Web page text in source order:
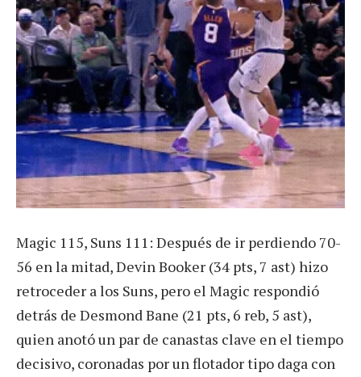
Magic 115, Suns 111: Después de ir perdiendo 70-
56 en la mitad, Devin Booker (34 pts, 7 ast) hizo
retroceder a los Suns, pero el Magic respondió
detrás de Desmond Bane (21 pts, 6 reb, 5 ast),
quien anotó un par de canastas clave en el tiempo
decisivo, coronadas por un flotador tipo daga con